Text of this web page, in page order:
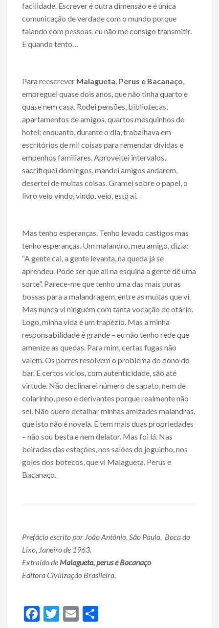
facilidade. Escrever é outra dimensão e é única
comunicação de verdade com o mundo porque
falando com pessoas, eu não me consigo transmitir.
E quando tento…
Para reescrever Malagueta, Perus e Bacanaço
empreguei quase dois anos, que não tinha quarto e
quase nem casa. Rodei pensões, bibliotecas,
apartamentos de amigos, quartos mesquinhos de
hotel; enquanto, durante o dia, trabalhava em
escritórios de mil coisas para remendar dívidas e
empenhos familiares. Aproveitei intervalos,
sacrifiquei domingos, mandei amigos andarem,
desertei de muitas coisas. Gramei sobre o papel, o
livro veio vindo, vindo, veio, está aí.
Mas tenho esperanças. Tenho levado castigos mas
tenho esperanças. Um malandro, meu amigo, dizia:
“A gente cai, a gente levanta, na queda já se
aprendeu. Pode ser que ali na esquina a gente dê uma
sorte”. Parece-me que tenho uma das mais puras
bossas para a malandragem, entre as muitas que vi.
Mas nunca vi ninguém com tanta vocação de otário.
Logo, minha vida é um trapézio. Mas a minha
responsabilidade é grande – eu não tenho rede que
amenize as quedas. Para mim, certas fugas não
valem. Os porres resolvem o problema do dono do
bar. E certos vícios, com autenticidade, são até
virtude. Não declinarei número de sapato, nem de
colarinho, peso e derivantes porque realmente não
sei. Não quero detalhar minhas amizades malandras,
que isto não é novela. E tem mais duas propriedades
– não sou besta e nem delator. Mas foi lá. Nas
beiradas das estações, nos salões do joguinho, nos
goles dos botecos, que vi Malagueta, Perus e
Bacanaço.
Prefácio escrito por João Antônio, São Paulo, Boca do
Lixo, Janeiro de 1963.
Extraído de Malagueta, perus e Bacanaço
Editora Civilização Brasileira.
F
T
E